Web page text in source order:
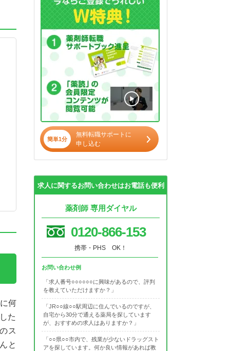
何
た
ス
と
簡単1分
無料転職サポートに
申し込む
求人に関するお問い合わせはお電話も便利
薬剤師 専用ダイヤル
0120-866-153
携帯・PHS OK！
お問い合わせ例
「求人番号○○○○○○に興味があるので、評判
を教えていただけますか？」
「JR○○線○○駅周辺に住んでいるのですが、
自宅から30分で通える薬局を探しています
が、おすすめの求人はありますか？」
「○○県○○市内で、残業が少ないドラッグスト
アを探しています。何か良い情報があれば教